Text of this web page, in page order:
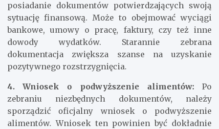
posiadanie dokumentów potwierdzających swoją
sytuację finansową. Może to obejmować wyciągi
bankowe, umowy o pracę, faktury, czy też inne
dowody wydatków. Starannie zebrana
dokumentacja zwiększa szanse na uzyskanie
pozytywnego rozstrzygnięcia.
4. Wniosek o podwyższenie alimentów:Po
zebraniu niezbędnych dokumentów, należy
sporządzić oficjalny wniosek o podwyższenie
alimentów. Wniosek ten powinien być dokładnie